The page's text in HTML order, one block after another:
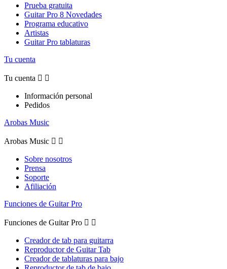
Prueba gratuita
Guitar Pro 8 Novedades
Programa educativo
Artistas
Guitar Pro tablaturas
Tu cuenta
Tu cuenta  
Información personal
Pedidos
Arobas Music
Arobas Music  
Sobre nosotros
Prensa
Soporte
Afiliación
Funciones de Guitar Pro
Funciones de Guitar Pro  
Creador de tab para guitarra
Reproductor de Guitar Tab
Creador de tablaturas para bajo